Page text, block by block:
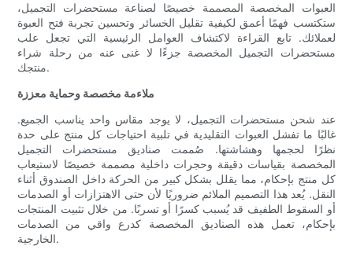
العبوات المخصصة المصممة خصيصًا لصناعة مستحضرات التجميل،
ستكتسب فهمًا أعمق لكيفية تقليل الخسائر وتحسين تجربة فتح العبوة
لعملائك. تابع القراءة لاكتشاف العوامل الرئيسية التي تجعل علب
مستحضرات التجميل المخصصة جزءًا لا غنى عنه من رحلة شراء
منتجك.
ملاءمة مخصصة وحماية معززة
عند شحن مستحضرات التجميل، لا يوجد مقاس واحد يناسب الجميع.
غالبًا ما تفشل العبوات التقليدية في تلبية احتياجات كل منتج على حدة
نظرًا لحجمها وهشاشتها. صُممت صناديق مستحضرات التجميل
المخصصة بقياسات دقيقة وحجرات داخلية مصممة خصيصًا لاستيعاب
كل منتج بإحكام، مما يقلل بشكل كبير من الحركة داخل الصندوق أثناء
النقل. يُعد هذا التصميم الملائم ضروريًا لأن حتى الاهتزازات أو الصدمات
أو السقوط الطفيف قد يُسبب كسرًا أو تسربًا. من خلال تثبيت المنتجات
بإحكام، تعمل هذه الصناديق المخصصة كدرع واقي من الصدمات
الخارجية.